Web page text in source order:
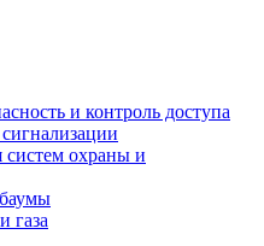
и контроль доступа
систем охраны и
газа